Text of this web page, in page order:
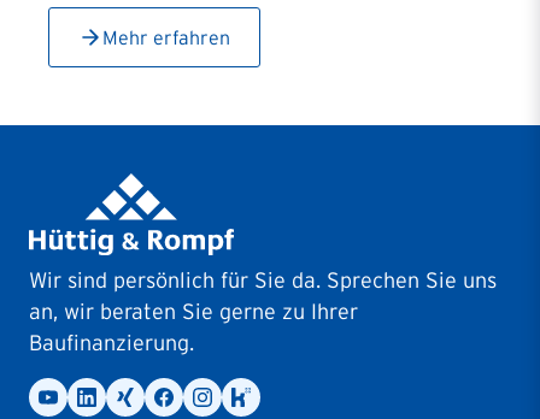
Mehr erfahren
Wir sind persönlich für Sie da. Sprechen Sie uns
an, wir beraten Sie gerne zu Ihrer
Baufinanzierung.